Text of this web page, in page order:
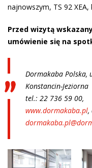
najnowszym, TS 92
Przed wizytą
umówienie się na
Dormakaba Polska,
Konstancin-Jeziorna
tel.: 22 736 59 00,
www.dormakaba.pl,